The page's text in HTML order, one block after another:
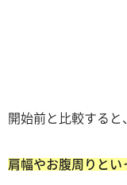
開始前と比較すると
肩幅やお腹周りと